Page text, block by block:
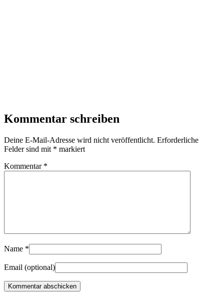
Kommentar schreiben
Deine E-Mail-Adresse wird nicht veröffentlicht. Erforderliche
Felder sind mit * markiert
Kommentar *
Name *
Email (optional)